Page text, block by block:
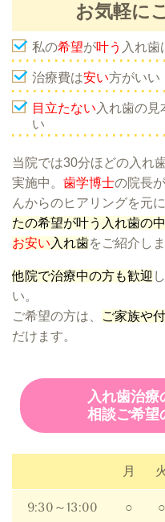
お気軽に
私の希望が叶う 入れ歯
治療費は安い方がいい
目立たない 入れ歯の見
い
当院では30分ほどの入れ
実施中。 歯学博士の院長
んからのヒアリングを元に
たの希望が叶う入れ歯の
お安い 入れ歯をご紹介しま
他院で治療中の方も歓迎
い。
ご希望の方は、
ご家族や
だけます。
入れ歯治療
相談ご希望
月
9:30～13:00 ○ ○